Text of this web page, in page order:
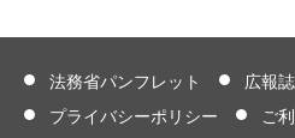
法務省パンフレット
広報誌
プライバシーポリシー
ご